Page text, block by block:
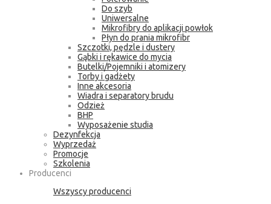
Do szyb
Uniwersalne
Mikrofibry do aplikacji powłok
Płyn do prania mikrofibr
Szczotki, pędzle i dustery
Gąbki i rękawice do mycia
Butelki/Pojemniki i atomizery
Torby i gadżety
Inne akcesoria
Wiadra i separatory brudu
Odzież
BHP
Wyposażenie studia
Dezynfekcja
Wyprzedaż
Promocje
Szkolenia
Producenci
Wszyscy producenci